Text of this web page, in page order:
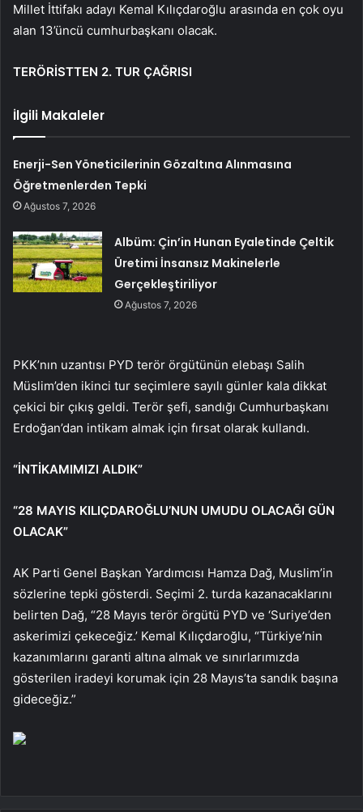
Millet İttifakı adayı Kemal Kılıçdaroğlu arasında en çok oyu
alan 13’üncü cumhurbaşkanı olacak.
TERÖRİSTTEN 2. TUR ÇAĞRISI
İlgili Makaleler
Enerji-Sen Yöneticilerinin Gözaltına Alınmasına
Öğretmenlerden Tepki
Ağustos 7, 2026
Albüm: Çin’in Hunan Eyaletinde Çeltik
Üretimi İnsansız Makinelerle
Gerçekleştiriliyor
Ağustos 7, 2026
PKK’nın uzantısı PYD terör örgütünün elebaşı Salih
Müslim’den ikinci tur seçimlere sayılı günler kala dikkat
çekici bir çıkış geldi. Terör şefi, sandığı Cumhurbaşkanı
Erdoğan’dan intikam almak için fırsat olarak kullandı.
“İNTİKAMIMIZI ALDIK”
“28 MAYIS KILIÇDAROĞLU’NUN UMUDU OLACAĞI GÜN
OLACAK”
AK Parti Genel Başkan Yardımcısı Hamza Dağ, Muslim’in
sözlerine tepki gösterdi. Seçimi 2. turda kazanacaklarını
belirten Dağ, “28 Mayıs terör örgütü PYD ve ‘Suriye’den
askerimizi çekeceğiz.’ Kemal Kılıçdaroğlu, “Türkiye’nin
kazanımlarını garanti altına almak ve sınırlarımızda
gösterilen iradeyi korumak için 28 Mayıs’ta sandık başına
gideceğiz.”